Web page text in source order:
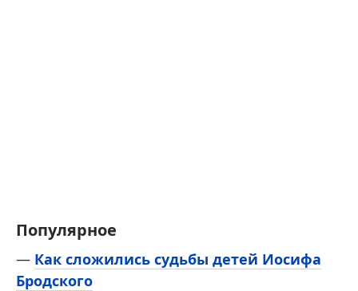
Популярное
— Как сложились судьбы детей Иосифа
Бродского